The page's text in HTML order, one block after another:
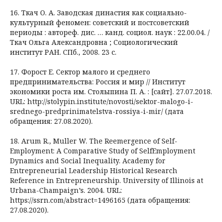
16. Ткач О. А. Заводская династия как социально-
культурный феномен: советский и постсоветский
периоды : автореф. дис. … канд. социол. наук : 22.00.04. /
Ткач Ольга Александровна ; Социологический
институт РАН. СПб., 2008. 23 с.
17. Форост Е. Сектор малого и среднего
предпринимательства: Россия и мир // Институт
экономики роста им. Столыпина П. А. : [сайт]. 27.07.2018.
URL: http://stolypin.institute/novosti/sektor-malogo-i-
srednego-predprinimatelstva-rossiya-i-mir/ (дата
обращения: 27.08.2020).
18. Arum R., Muller W. The Reemergence of Self-
Employment: A Comparative Study of SelfEmployment
Dynamics and Social Inequality. Academy for
Entrepreneurial Leadership Historical Research
Reference in Entrepreneurship. University of Illinois at
Urbana-Champaign’s. 2004. URL:
https://ssrn.com/abstract=1496165 (дата обращения:
27.08.2020).